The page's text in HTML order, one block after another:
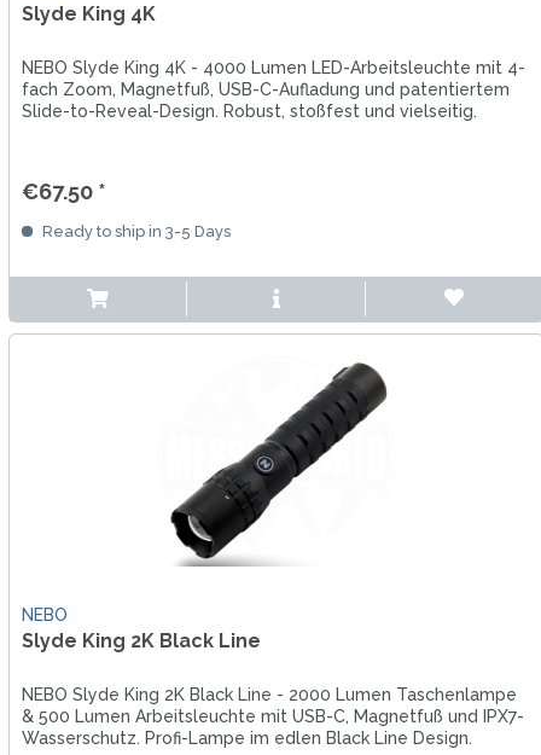
Slyde King 4K
NEBO Slyde King 4K - 4000 Lumen LED-Arbeitsleuchte mit 4-
fach Zoom, Magnetfuß, USB-C-Aufladung und patentiertem
Slide-to-Reveal-Design. Robust, stoßfest und vielseitig.
€67.50 *
Ready to ship in 3-5 Days
NEBO
Slyde King 2K Black Line
NEBO Slyde King 2K Black Line - 2000 Lumen Taschenlampe
& 500 Lumen Arbeitsleuchte mit USB-C, Magnetfuß und IPX7-
Wasserschutz. Profi-Lampe im edlen Black Line Design.